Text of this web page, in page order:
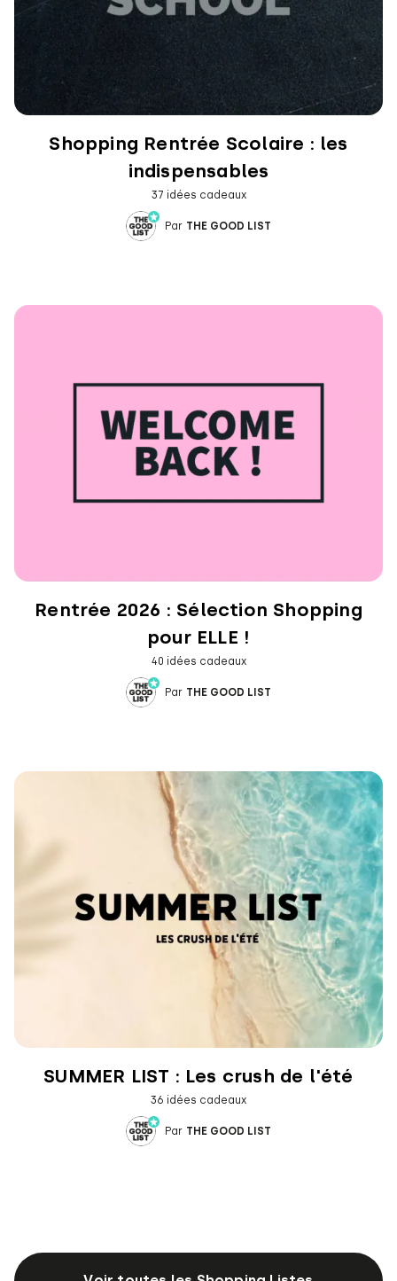
Shopping Rentrée Scolaire : les
indispensables
37 idées cadeaux
Par THE GOOD LIST
Rentrée 2026 : Sélection Shopping
pour ELLE !
40 idées cadeaux
Par THE GOOD LIST
SUMMER LIST : Les crush de l'été
36 idées cadeaux
Par THE GOOD LIST